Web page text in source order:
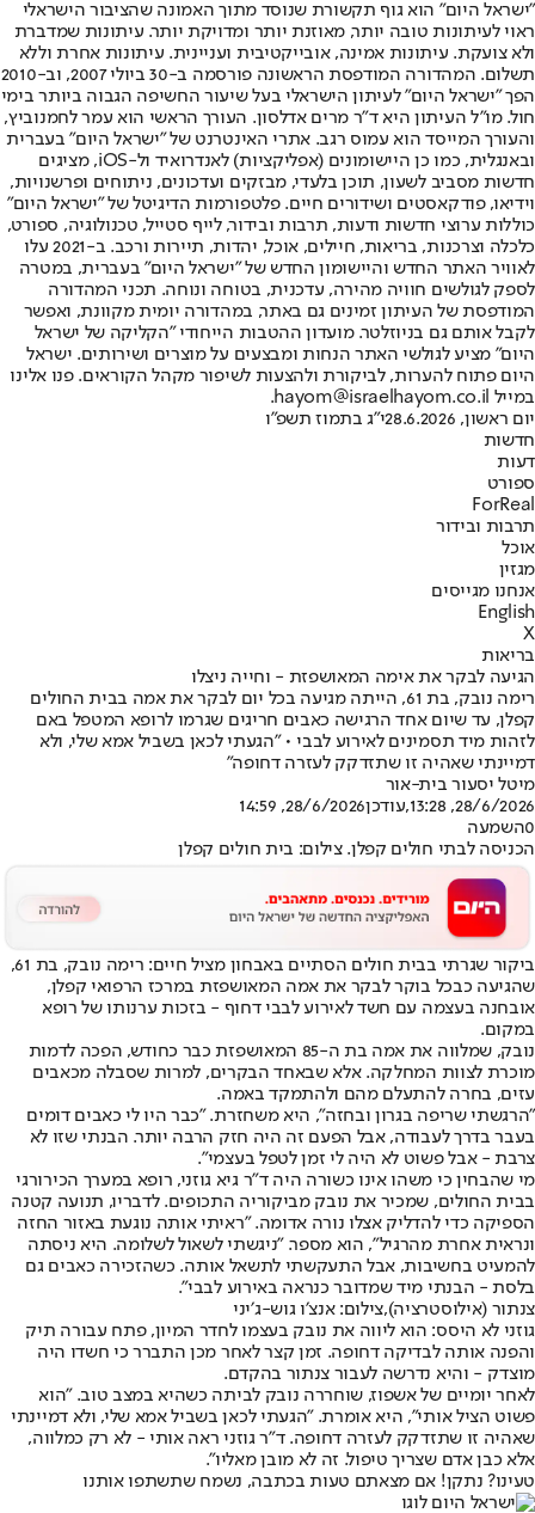
"ישראל היום" הוא גוף תקשורת שנוסד מתוך האמונה שהציבור הישראלי
ראוי לעיתונות טובה יותר, מאוזנת יותר ומדויקת יותר. עיתונות שמדברת
ולא צועקת. עיתונות אמינה, אובייקטיבית ועניינית. עיתונות אחרת וללא
תשלום. המהדורה המודפסת הראשונה פורסמה ב-30 ביולי 2007, וב-2010
הפך "ישראל היום" לעיתון הישראלי בעל שיעור החשיפה הגבוה ביותר בימי
חול. מו"ל העיתון היא ד"ר מרים אדלסון. העורך הראשי הוא עמר לחמנוביץ,
והעורך המייסד הוא עמוס רגב. אתרי האינטרנט של "ישראל היום" בעברית
ובאנגלית, כמו כן היישומונים (אפליקציות) לאנדרואיד ול-iOS, מציגים
חדשות מסביב לשעון, תוכן בלעדי, מבזקים ועדכונים, ניתוחים ופרשנויות,
וידיאו, פודקאסטים ושידורים חיים. פלטפורמות הדיגיטל של "ישראל היום"
כוללות ערוצי חדשות ודעות, תרבות ובידור, לייף סטייל, טכנולוגיה, ספורט,
כלכלה וצרכנות, בריאות, חיילים, אוכל, יהדות, תיירות ורכב. ב-2021 עלו
לאוויר האתר החדש והיישומון החדש של "ישראל היום" בעברית, במטרה
לספק לגולשים חוויה מהירה, עדכנית, בטוחה ונוחה. תכני המהדורה
המודפסת של העיתון זמינים גם באתר, במהדורה יומית מקוונת, ואפשר
לקבל אותם גם בניוזלטר. מועדון ההטבות הייחודי "הקליקה של ישראל
היום" מציע לגולשי האתר הנחות ומבצעים על מוצרים ושירותים. ישראל
היום פתוח להערות, לביקורת ולהצעות לשיפור מקהל הקוראים. פנו אלינו
במייל hayom@israelhayom.co.il.
יום ראשון, 28.6.2026
י"ג בתמוז תשפ"ו
חדשות
דעות
ספורט
ForReal
תרבות ובידור
אוכל
מגזין
אנחנו מגייסים
English
X
בריאות
הגיעה לבקר את אימה המאושפזת - וחייה ניצלו
רימה נובק, בת 61, הייתה מגיעה בכל יום לבקר את אמה בבית החולים
קפלן, עד שיום אחד הרגישה כאבים חריגים שגרמו לרופא המטפל באם
לזהות מיד תסמינים לאירוע לבבי • "הגעתי לכאן בשביל אמא שלי, ולא
דמיינתי שאהיה זו שתזדקק לעזרה דחופה"
מיטל יסעור בית-אור
28/6/2026, 13:28
,עודכן28/6/2026, 14:59
0השמעה
הכניסה לבתי חולים קפלן. צילום: בית חולים קפלן
ביקור שגרתי בבית חולים הסתיים באבחון מציל חיים: רימה נובק, בת 61,
שהגיעה כבכל בוקר לבקר את אמה המאושפזת במרכז הרפואי קפלן,
אובחנה בעצמה עם חשד לאירוע לבבי דחוף - בזכות ערנותו של רופא
במקום.
נובק, שמלווה את אמה בת ה-85 המאושפזת כבר כחודש, הפכה לדמות
מוכרת לצוות המחלקה. אלא שבאחד הבקרים, למרות שסבלה מכאבים
עזים, בחרה להתעלם מהם ולהתמקד באמה.
"הרגשתי שריפה בגרון ובחזה", היא משחזרת. "כבר היו לי כאבים דומים
בעבר בדרך לעבודה, אבל הפעם זה היה חזק הרבה יותר. הבנתי שזו לא
צרבת - אבל פשוט לא היה לי זמן לטפל בעצמי".
מי שהבחין כי משהו אינו כשורה היה ד"ר גיא גוזני, רופא במערך הכירורגי
בבית החולים, שמכיר את נובק מביקוריה התכופים. לדבריו, תנועה קטנה
הספיקה כדי להדליק אצלו נורה אדומה. "ראיתי אותה נוגעת באזור החזה
ונראית אחרת מהרגיל", הוא מספר. "ניגשתי לשאול לשלומה. היא ניסתה
להמעיט בחשיבות, אבל התעקשתי לתשאל אותה. כשהזכירה כאבים גם
בלסת - הבנתי מיד שמדובר כנראה באירוע לבבי".
צנתור (אילוסטרציה),צילום: אנצ׳ו גוש-ג׳יני
גוזני לא היסס: הוא ליווה את נובק בעצמו לחדר המיון, פתח עבורה תיק
והפנה אותה לבדיקה דחופה. זמן קצר לאחר מכן התברר כי חשדו היה
מוצדק - והיא נדרשה לעבור צנתור בהקדם.
לאחר יומיים של אשפוז, שוחררה נובק לביתה כשהיא במצב טוב. "הוא
פשוט הציל אותי", היא אומרת. "הגעתי לכאן בשביל אמא שלי, ולא דמיינתי
שאהיה זו שתזדקק לעזרה דחופה. ד"ר גוזני ראה אותי - לא רק כמלווה,
אלא כבן אדם שצריך טיפול. זה לא מובן מאליו".
טעינו? נתקן! אם מצאתם טעות בכתבה, נשמח שתשתפו אותנו